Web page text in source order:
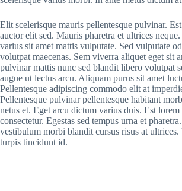
Elit scelerisque mauris pellentesque pulvinar.
auctor elit sed. Mauris pharetra et ultrices
varius sit amet mattis vulputate. Sed vulputate
volutpat maecenas. Sem viverra aliquet eget sit
pulvinar mattis nunc sed blandit libero volutpat
augue ut lectus arcu. Aliquam purus sit amet
Pellentesque adipiscing commodo elit at
Pellentesque pulvinar pellentesque habitant
netus et. Eget arcu dictum varius duis. Est
consectetur. Egestas sed tempus urna et
vestibulum morbi blandit cursus risus at ultrices.
turpis tincidunt id.